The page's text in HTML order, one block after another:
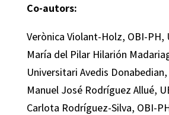
Co-autors:
Verònica Violant-Holz, OBI-PH,
María del Pilar Hilarión
Universitari Avedis Donabedian,
Manuel José Rodríguez Allué,
Carlota Rodríguez-Silva, OBI-